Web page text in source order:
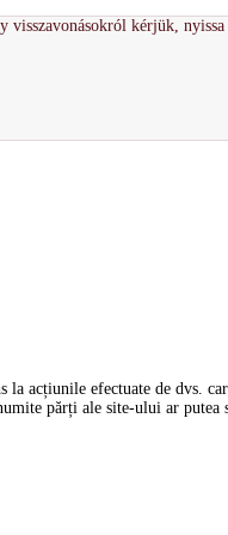
kérjük,
acțiunile efectuate de dvs.
părți ale site-ului ar putea